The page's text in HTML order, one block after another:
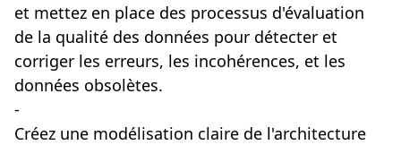
et mettez en place des processus d'évaluation
de la qualité des données pour détecter et
corriger les erreurs, les incohérences, et les
données obsolètes.
-
Créez une modélisation claire de l'architecture